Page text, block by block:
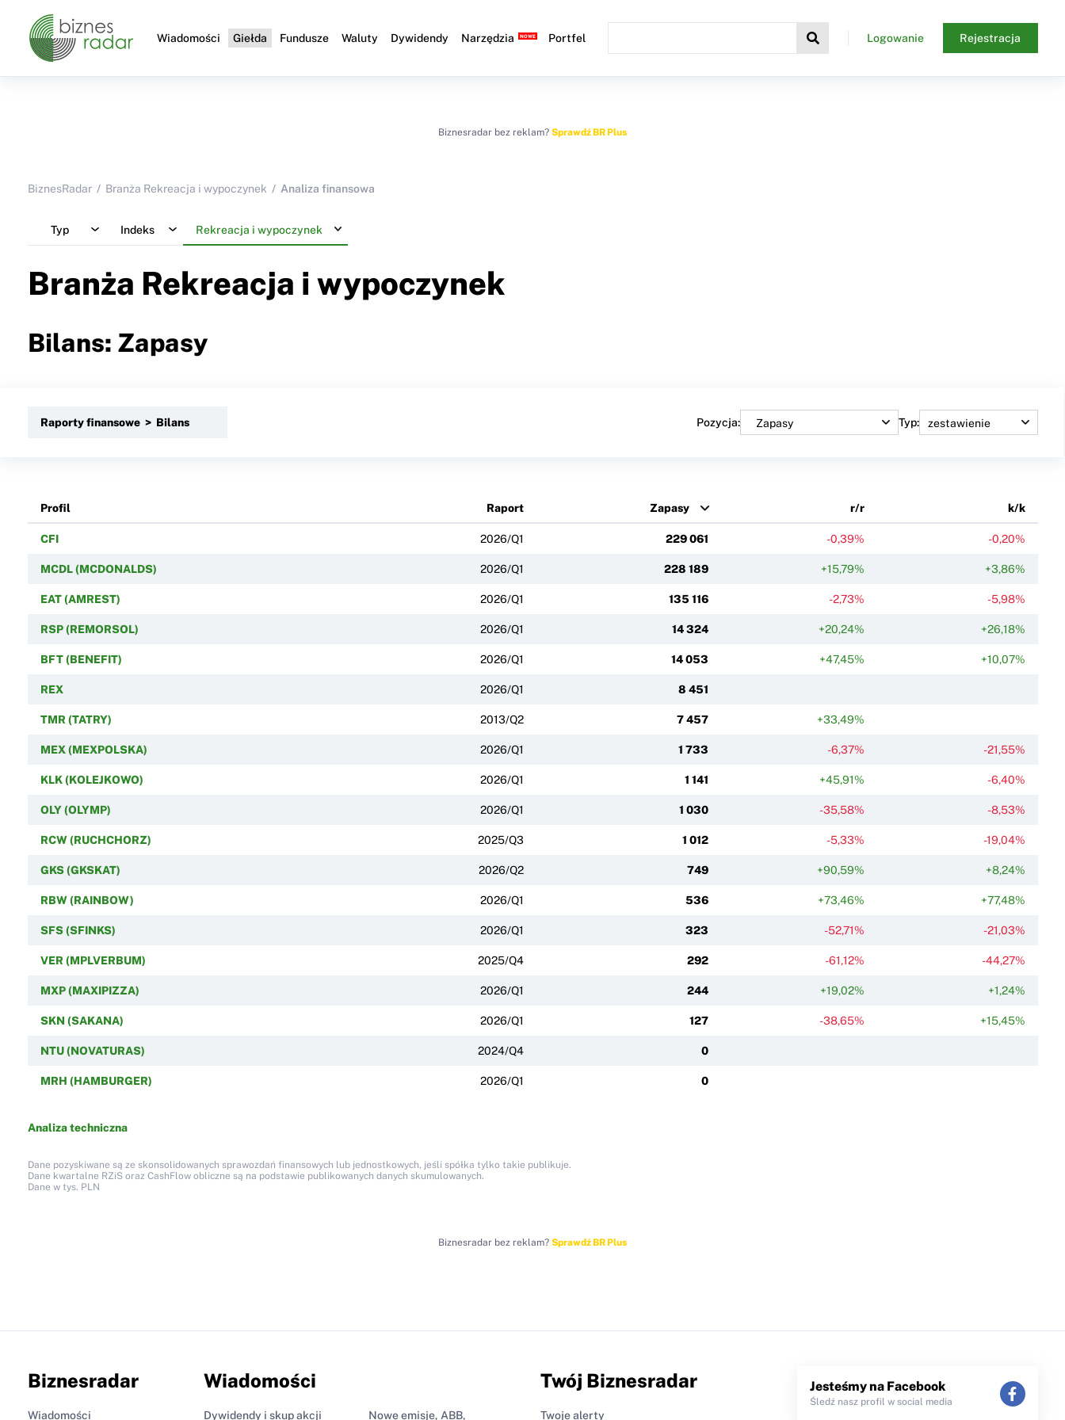
Wiadomości Giełda Fundusze Waluty Dywidendy Narzędzia Portfel Logowanie Rejestracja
Biznesradar bez reklam? Sprawdź BR Plus
BiznesRadar Branża Rekreacja i wypoczynek Analiza finansowa
Typ Indeks Rekreacja i wypoczynek
Branża Rekreacja i wypoczynek
Bilans: Zapasy
Raporty finansowe > Bilans Pozycja: Typ:
Profil Raport Zapasy r/r k/k
CFI 2026/Q1 229 061 -0,39% -0,20%
MCDL (MCDONALDS) 2026/Q1 228 189 +15,79% +3,86%
EAT (AMREST) 2026/Q1 135 116 -2,73% -5,98%
RSP (REMORSOL) 2026/Q1 14 324 +20,24% +26,18%
BFT (BENEFIT) 2026/Q1 14 053 +47,45% +10,07%
REX 2026/Q1 8 451
TMR (TATRY) 2013/Q2 7 457 +33,49%
MEX (MEXPOLSKA) 2026/Q1 1 733 -6,37% -21,55%
KLK (KOLEJKOWO) 2026/Q1 1 141 +45,91% -6,40%
OLY (OLYMP) 2026/Q1 1 030 -35,58% -8,53%
RCW (RUCHCHORZ) 2025/Q3 1 012 -5,33% -19,04%
GKS (GKSKAT) 2026/Q2 749 +90,59% +8,24%
RBW (RAINBOW) 2026/Q1 536 +73,46% +77,48%
SFS (SFINKS) 2026/Q1 323 -52,71% -21,03%
VER (MPLVERBUM) 2025/Q4 292 -61,12% -44,27%
MXP (MAXIPIZZA) 2026/Q1 244 +19,02% +1,24%
SKN (SAKANA) 2026/Q1 127 -38,65% +15,45%
NTU (NOVATURAS) 2024/Q4 0
MRH (HAMBURGER) 2026/Q1 0
Analiza techniczna
Dane pozyskiwane są ze skonsolidowanych sprawozdań finansowych lub jednostkowych, jeśli spółka tylko takie publikuje.
Dane kwartalne RZiS oraz CashFlow obliczne są na podstawie publikowanych danych skumulowanych.
Dane w tys. PLN
Biznesradar bez reklam? Sprawdź BR Plus
Biznesradar
Wiadomości
Wiadomości
Dywidendy i skup akcji Nowe emisje, ABB,
Twój Biznesradar
Twoje alerty
Jesteśmy na Facebook
Śledź nasz profil w social media